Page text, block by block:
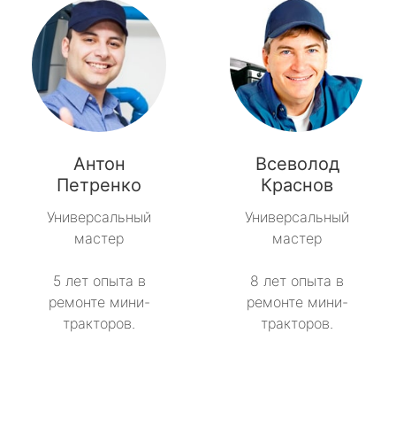
Антон
Петренко
Универсальный
мастер
5 лет опыта в
ремонте мини-
тракторов.
Всеволод
Краснов
Универсальный
мастер
8 лет опыта в
ремонте мини-
тракторов.